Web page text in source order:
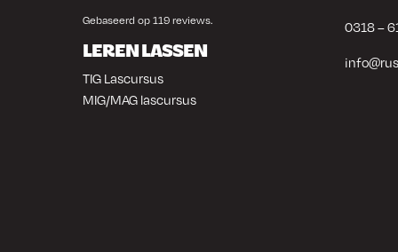
Gebaseerd op 119 reviews.
LEREN LASSEN
TIG Lascursus
MIG/MAG lascursus
0318 –